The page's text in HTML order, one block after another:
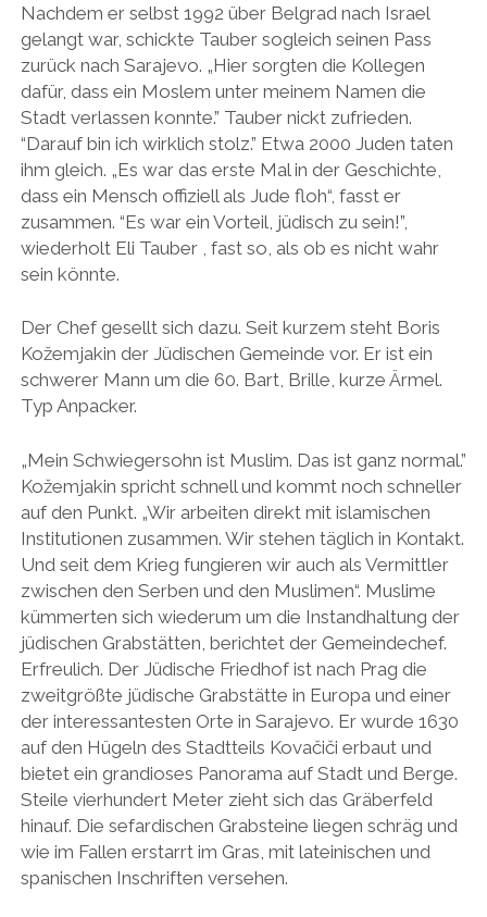
Nachdem er selbst 1992 über Belgrad nach Israel
gelangt war, schickte Tauber sogleich seinen Pass
zurück nach Sarajevo. „Hier sorgten die Kollegen
dafür, dass ein Moslem unter meinem Namen die
Stadt verlassen konnte.” Tauber nickt zufrieden.
“Darauf bin ich wirklich stolz.” Etwa 2000 Juden taten
ihm gleich. „Es war das erste Mal in der Geschichte,
dass ein Mensch offiziell als Jude floh“, fasst er
zusammen. “Es war ein Vorteil, jüdisch zu sein!”,
wiederholt Eli Tauber , fast so, als ob es nicht wahr
sein könnte.
Der Chef gesellt sich dazu. Seit kurzem steht Boris
Kožemjakin der Jüdischen Gemeinde vor. Er ist ein
schwerer Mann um die 60. Bart, Brille, kurze Ärmel.
Typ Anpacker.
„Mein Schwiegersohn ist Muslim. Das ist ganz normal.”
Kožemjakin spricht schnell und kommt noch schneller
auf den Punkt. „Wir arbeiten direkt mit islamischen
Institutionen zusammen. Wir stehen täglich in Kontakt.
Und seit dem Krieg fungieren wir auch als Vermittler
zwischen den Serben und den Muslimen“. Muslime
kümmerten sich wiederum um die Instandhaltung der
jüdischen Grabstätten, berichtet der Gemeindechef.
Erfreulich. Der Jüdische Friedhof ist nach Prag die
zweitgrößte jüdische Grabstätte in Europa und einer
der interessantesten Orte in Sarajevo. Er wurde 1630
auf den Hügeln des Stadtteils Kovačiči erbaut und
bietet ein grandioses Panorama auf Stadt und Berge.
Steile vierhundert Meter zieht sich das Gräberfeld
hinauf. Die sefardischen Grabsteine liegen schräg und
wie im Fallen erstarrt im Gras, mit lateinischen und
spanischen Inschriften versehen.